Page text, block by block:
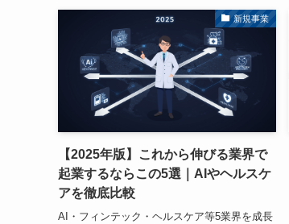
新規事業
【2025年版】これから伸びる業界で
起業するならこの5選｜AIやヘルスケ
アを徹底比較
AI・フィンテック・ヘルスケア等5業界を成長